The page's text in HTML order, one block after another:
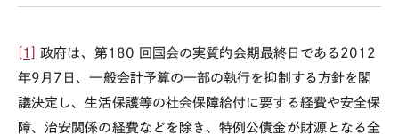
[1] 政府は、第180 回国会の実質的会期最終日である 2012
年9月 7 日、一般会計予算の一部の執行を抑制する方針を閣
議決定し、生活保護等の社会保障給付に要する経費や安全保
障、治安関係の経費などを除き、特例公債金が財源となる全